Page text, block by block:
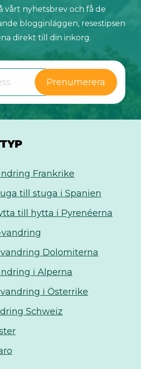
vårt nyhetsbrev och få de
blogginläggen, resestipsen
direkt till din inkorg.
Prenumerera
Frankrike
till stuga i Spanien
till hytta i Pyrenéerna
Dolomiterna
i Alperna
i Österrike
Schweiz